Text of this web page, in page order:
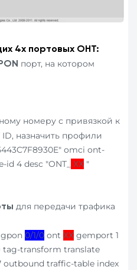
4х портовых ОНТ:
порт, на котором
номеру с привязкой к
назначить профили
omci ont-
4 desc "ONT_
ХХ "
для передачи трафика
gpon0/1/0 ontХХ gemport 1
tag-transform translate
outbound traffic-table index